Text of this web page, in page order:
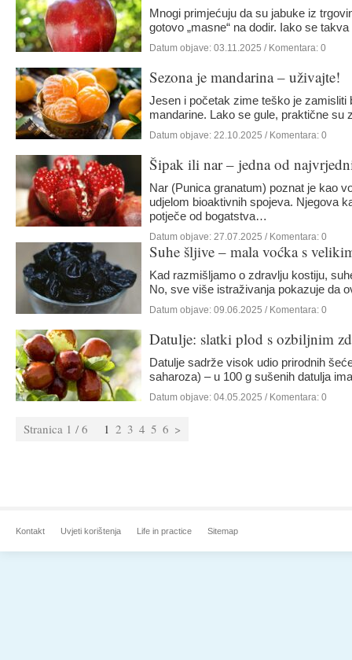
Mnogi primjećuju da su jabuke iz
gotovo „masne“ na dodir. Iako se
Datum objave: 03.11.2025 / Komentara: 0
Sezona je mandarina – uživajte!
Jesen i početak zime teško je zamisliti
mandarine. Lako se gule, praktične su
Datum objave: 22.10.2025 / Komentara: 0
Šipak ili nar – jedna od
Nar (Punica granatum) poznat je kao
udjelom bioaktivnih spojeva. Njegova
potječe od bogatstva…
Datum objave: 27.07.2025 / Komentara: 0
Suhe šljive – mala voćka s
kostiju
Kad razmišljamo o zdravlju kostiju,
No, sve više istraživanja pokazuje da
Datum objave: 09.06.2025 / Komentara: 0
Datulje: slatki plod s ozbiljnim
Datulje sadrže visok udio prirodnih
saharoza) – u 100 g sušenih datulja
Datum objave: 04.05.2025 / Komentara: 0
Stranica 1 / 6 1 2 3 4 5 6 >
Kontakt Uvjeti korištenja Life in practice Sitemap